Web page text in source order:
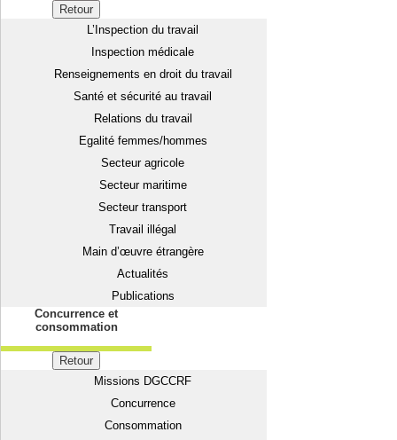
Retour
L’Inspection du travail
Inspection médicale
Renseignements en droit du travail
Santé et sécurité au travail
Relations du travail
Egalité femmes/hommes
Secteur agricole
Secteur maritime
Secteur transport
Travail illégal
Main d’œuvre étrangère
Actualités
Publications
Concurrence et
consommation
Retour
Missions DGCCRF
Concurrence
Consommation